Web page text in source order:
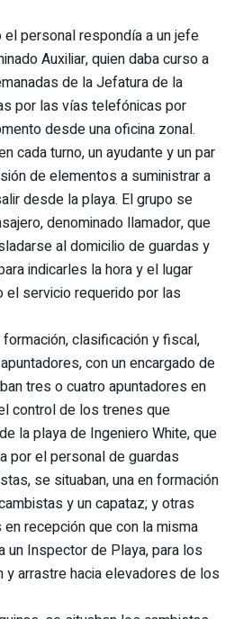
personal respondía a un jefe
Auxiliar, quien daba curso a
de la Jefatura de la
por las vías telefónicas por
desde una oficina zonal.
cada turno, un ayudante y un par
de elementos a suministrar a
desde la playa. El grupo se
denominado llamador, que
al domicilio de guardas y
indicarles la hora y el lugar
servicio requerido por las
clasificación y fiscal,
con un encargado de
tres o cuatro apuntadores en
control de los trenes que
la playa de Ingeniero White, que
por el personal de guardas
se situaban, una en formación
y un capataz; y otras
recepción que con la misma
un Inspector de Playa, para los
y arrastre hacia elevadores de los